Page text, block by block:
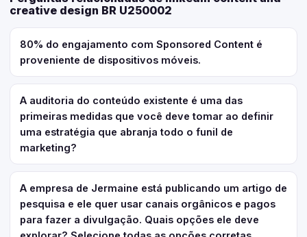
creative design BR U250002
80% do engajamento com Sponsored Content é
proveniente de dispositivos móveis.
A auditoria do conteúdo existente é uma das
primeiras medidas que você deve tomar ao definir
uma estratégia que abranja todo o funil de
marketing?
A empresa de Jermaine está publicando um artigo de
pesquisa e ele quer usar canais orgânicos e pagos
para fazer a divulgação. Quais opções ele deve